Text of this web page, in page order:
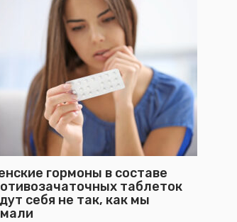
гормоны в составе
таблеток
себя не так, как мы